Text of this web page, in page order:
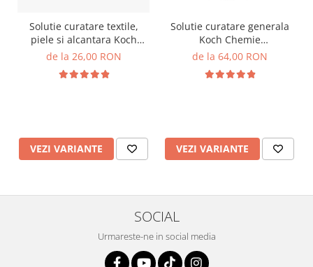
Solutie curatare textile,
piele si alcantara Koch
Chemie Pol Star
de la 26,00 RON
VEZI VARIANTE
Solutie curatare generala
Koch Chemie
Mehrzweckreiniger, Mzr
de la 64,00 RON
VEZI VARIANTE
SOCIAL
Urmareste-ne in social media